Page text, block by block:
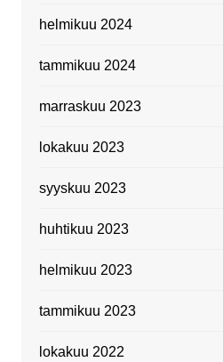
helmikuu 2024
tammikuu 2024
marraskuu 2023
lokakuu 2023
syyskuu 2023
huhtikuu 2023
helmikuu 2023
tammikuu 2023
lokakuu 2022